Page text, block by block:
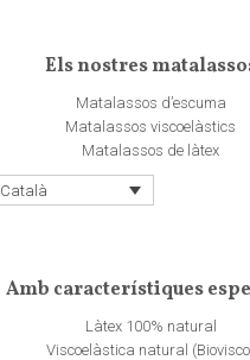
Els nostres
Matalassos d’escuma
Matalassos viscoelàstics
Matalassos de làtex
Català
Amb característiques
Làtex 100% natural
Viscoelàstica natural